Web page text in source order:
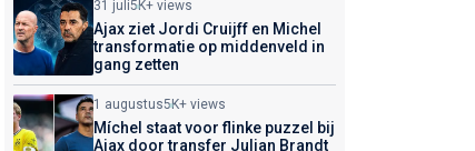
31 juli5K+ views
Ajax ziet Jordi Cruijff en Michel
transformatie op middenveld in
gang zetten
1 augustus5K+ views
Míchel staat voor flinke puzzel bij
Ajax door transfer Julian Brandt